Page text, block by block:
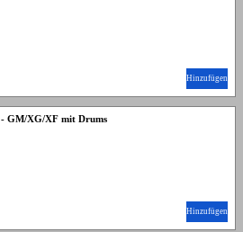
Hinzufügen
GM/XG/XF mit Drums
Hinzufügen